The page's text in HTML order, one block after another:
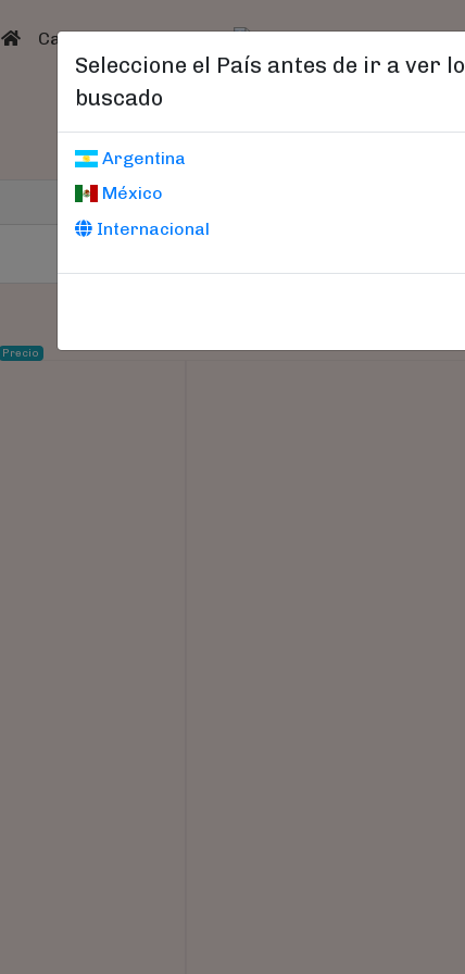
(current)
Catálogo Catálogo
Seleccione el País antes de ir a ver lo
buscado
Argentina
México
Internacional
Precio